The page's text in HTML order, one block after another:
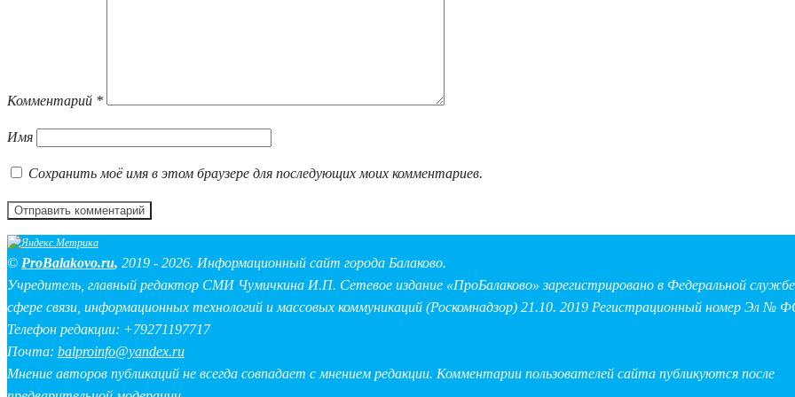
Комментарий *
Имя
Сохранить моё имя в этом браузере для последующих моих комментариев.
© ProBalakovo.ru, 2019 - 2026. Информационный сайт города Балаково.
Учредитель, главный редактор СМИ Чумичкина И.П. Сетевое издание «ПроБалаково» зарегистрировано в Федеральной службе
сфере связи, информационных технологий и массовых коммуникаций (Роскомнадзор) 21.10. 2019 Регистрационный номер Эл №
Телефон редакции: +79271197717
Почта: balproinfo@yandex.ru
Мнение авторов публикаций не всегда совпадает с мнением редакции. Комментарии пользователей сайта публикуются после